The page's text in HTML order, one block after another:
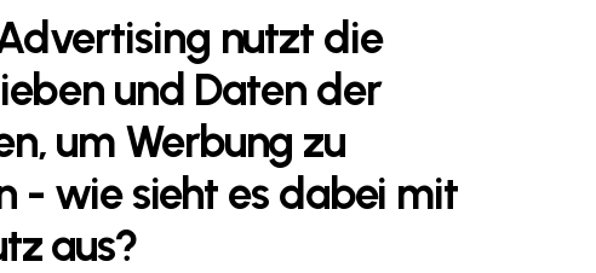
nutzt die
und Daten der
um Werbung zu
- wie sieht es dabei mit
aus?